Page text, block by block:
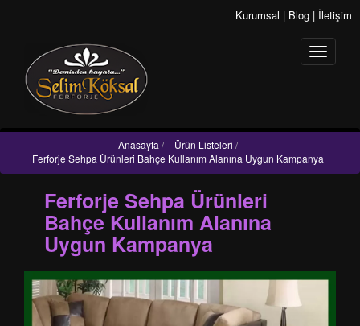
Kurumsal | Blog | İletişim
Anasayfa / Ürün Listeleri /
Ferforje Sehpa Ürünleri Bahçe Kullanım Alanına Uygun Kampanya
Ferforje Sehpa Ürünleri
Bahçe Kullanım Alanına
Uygun Kampanya